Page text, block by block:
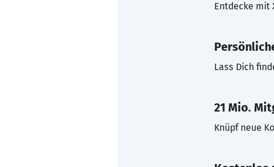
Entdecke mit
Lass Dich
21 Mio.
Knüpf neue